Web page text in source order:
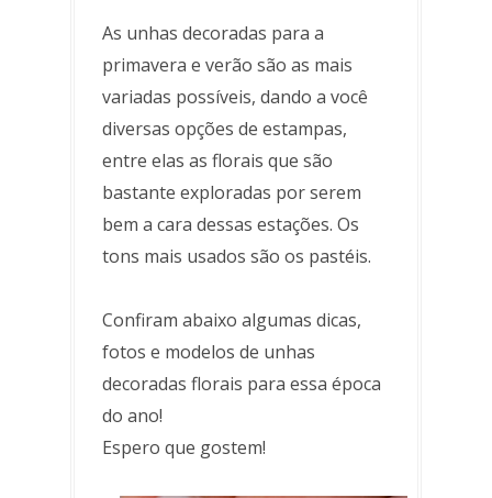
As unhas decoradas para a
primavera e verão são as mais
variadas possíveis, dando a você
diversas opções de estampas,
entre elas as florais que são
bastante exploradas por serem
bem a cara dessas estações. Os
tons mais usados são os pastéis.
Confiram abaixo algumas dicas,
fotos e modelos de unhas
decoradas florais para essa época
do ano!
Espero que gostem!